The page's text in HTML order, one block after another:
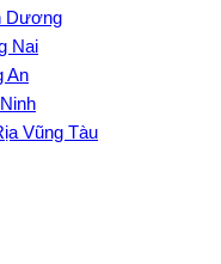
Dương
Nai
An
Vũng Tàu